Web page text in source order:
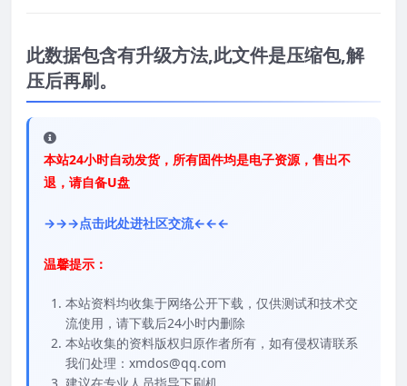
此数据包含有升级方法,此文件是压缩包,解
压后再刷。
本站24小时自动发货，所有固件均是电子资源，售出不
退，请自备U盘
→→→点击此处进社区交流←←←
温馨提示：
本站资料均收集于网络公开下载，仅供测试和技术交
流使用，请下载后24小时内删除
本站收集的资料版权归原作者所有，如有侵权请联系
我们处理：xmdos@qq.com